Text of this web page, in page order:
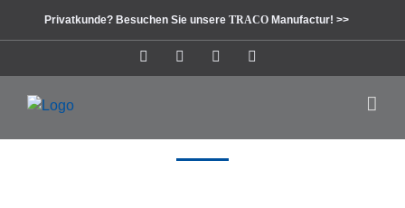
Privatkunde? Besuchen Sie unsere TRACO Manufactur! >>
InstagramFacebookPinterest